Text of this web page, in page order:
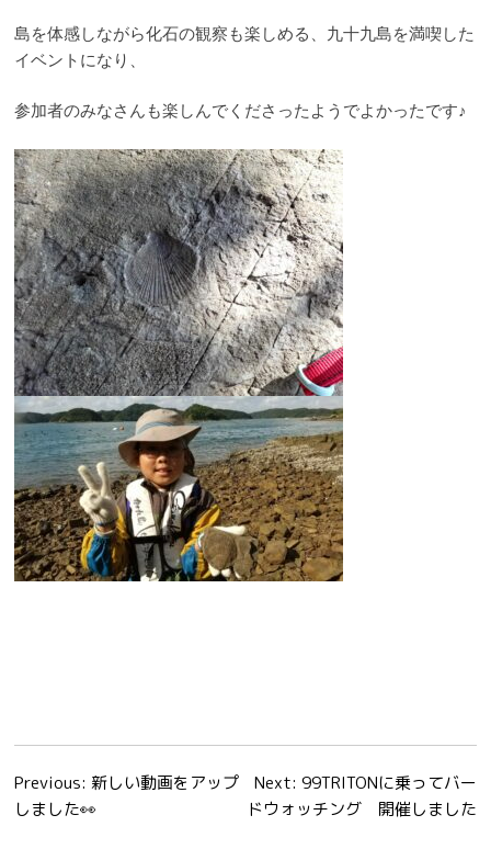
島を体感しながら化石の観察も楽しめる、九十九島を満喫した
イベントになり、
参加者のみなさんも楽しんでくださったようでよかったです♪
投
稿
Previous: 新しい動画をアップ
しました👀
Next: 99TRITONに乗ってバー
ドウォッチング 開催しました